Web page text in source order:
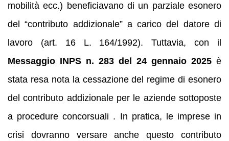
mobilità ecc.) beneficiavano di un parziale esonero
del “contributo addizionale” a carico del datore di
lavoro (art. 16 L. 164/1992). Tuttavia, con il
Messaggio INPS n. 283 del 24 gennaio 2025 è
stata resa nota la cessazione del regime di esonero
del contributo addizionale per le aziende sottoposte
a procedure concorsuali . In pratica, le imprese in
crisi dovranno versare anche questo contributo